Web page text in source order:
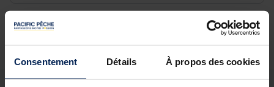
Consentement Détails À propos des cookies
Livraison gratuite en point relais et magasin